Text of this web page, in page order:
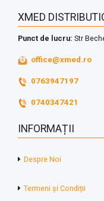
XMED
Punct de lucru: Str
office@xmed.ro
0763947197
0740347421
INFORMAȚII
Despre Noi
Termeni și Condiții